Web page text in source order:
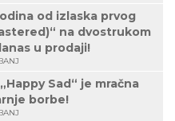
od izlaska prvog
na dvostrukom
u prodaji!
Sad“ je mračna
borbe!